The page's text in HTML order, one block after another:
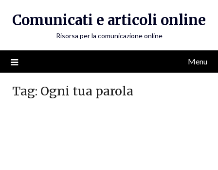
Comunicati e articoli online
Risorsa per la comunicazione online
Menu
Tag: Ogni tua parola